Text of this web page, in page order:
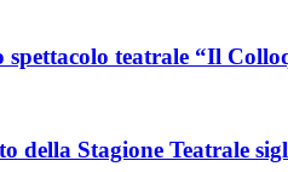
spettacolo teatrale “Il
della Stagione Teatrale